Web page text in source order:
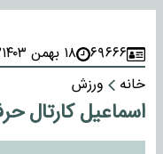
۶۹۶۶۶ ۱۸ بهمن ۱۴۰۳
خانه
ورزش
اسماعیل کارتال